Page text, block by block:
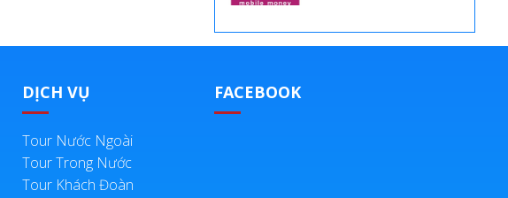
DỊCH VỤ
Tour Nước Ngoài
Tour Trong Nước
Tour Khách Đoàn
FACEBOOK